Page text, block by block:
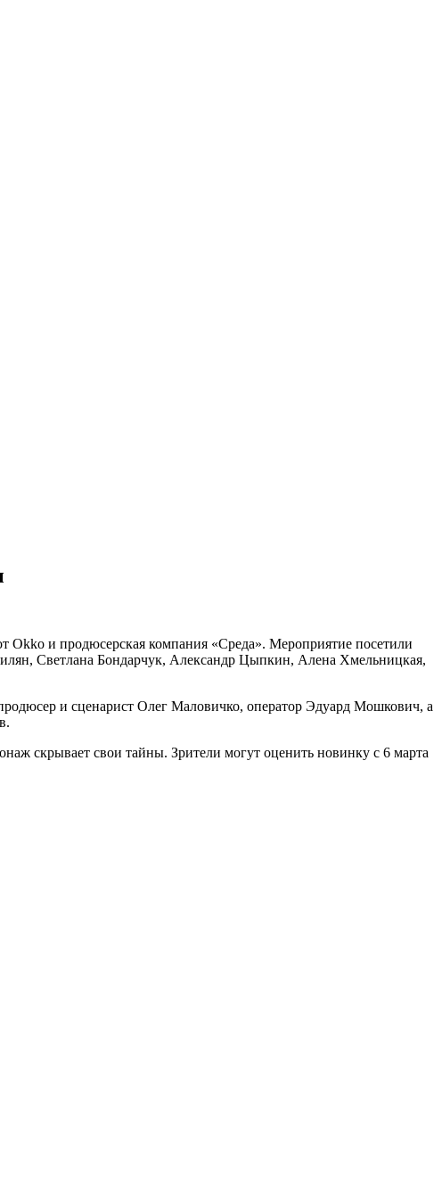
и продюсерская компания «Среда». Мероприятие посетили
Светлана Бондарчук, Александр Цыпкин, Алена Хмельницкая,
и сценарист Олег Маловичко, оператор Эдуард Мошкович, а
скрывает свои тайны. Зрители могут оценить новинку с 6 марта